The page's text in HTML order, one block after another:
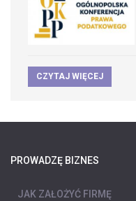
CZYTAJ WIĘCEJ
PROWADZĘ BIZNES
JAK ZAŁOŻYĆ FIRMĘ